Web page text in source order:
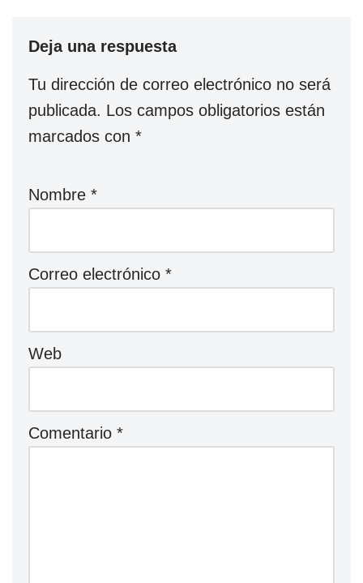
Deja una respuesta
Tu dirección de correo electrónico no será
publicada. Los campos obligatorios están
marcados con *
Nombre *
Correo electrónico *
Web
Comentario *